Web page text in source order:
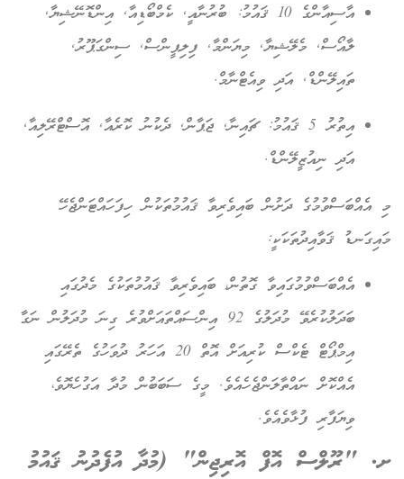
އާސިއާންގެ 10 ޤައުމު: ބުރުނާއީ, ކެމްބޯޑިއާ, އިންޑޮނޭޝިޔާ,
ލާއޯސް, މެލޭޝިޔާ, މިޔަންމާ, ފިލިޕީންސް, ސިންގަޕޫރު,
ތައިލޭންޑް, އަދި ވިއެޓްނާމް.
އިތުރު 5 ޤައުމު: ޗައިނާ, ޖަޕާން, ދެކުނު ކޮރެއާ, އޮސްޓްރޭލިއާ,
އަދި ނިއުޒީލޭންޑް.
މި އެއްބަސްވުމުގެ ދަށުން ބައިވެރިވާ ޤައުމުތަކުން ހިފަހައްޓަންޖެހޭ
މައިގަނޑު ޤަވާއިދުތަކަކީ:
އެއްބަސްވުމުގައިވާ ގޮތުން، ބައިވެރިވާ ޤައުމުތަކުގެ މެދުގައި
ބަދަލުކުރެވޭ މުދަލުގެ 92 އިންސައްތައަށްވުރެ ގިނަ މުދަލުން ނަގާ
އިމްޕޯޓް ޓެކްސް ކުރިއަށް އޮތް 20 އަހަރު ދުވަހުގެ ތެރޭގައި
އެއްކޮށް ނައްތާލަންޖެހެއެވެ. މީގެ ސަބަބުން މުދާ އަގުހެޔޮވެ،
ވިޔަފާރި ފުޅާވެއެވެ.
ށ. "ރޫލްސް އޮފް އޮރިޖިން" (މުދާ އުފެދުނު ޤައުމު